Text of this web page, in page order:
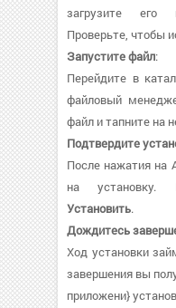
загрузите его
Проверьте, чтобы
Запустите файл:
Перейдите в
файловый
файл и тапните на
Подтвердите
После нажатия на
на установку.
Установить.
Дождитесь
Ход установки
завершения вы
приложени}